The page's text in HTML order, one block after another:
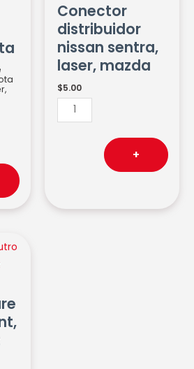
Conector
distribuidor
nissan sentra,
laser, mazda
$5.00
mazda
cantidad
+